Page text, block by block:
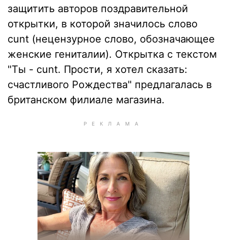
защитить авторов поздравительной
открытки, в которой значилось слово
cunt (нецензурное слово, обозначающее
женские гениталии). Открытка с текстом
"Ты - cunt. Прости, я хотел сказать:
счастливого Рождества" предлагалась в
британском филиале магазина.